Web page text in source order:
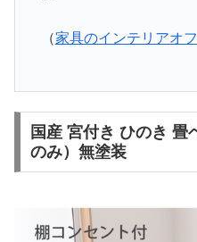
（家具のインテリアオ
国産 宮付き ひのき 畳
のみ）無塗装